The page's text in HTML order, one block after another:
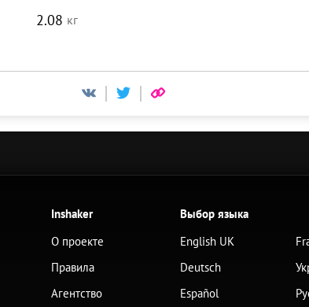
2.08 кг
Inshaker
О проекте
Правила
Агентство
Выбор языка
English UK
Deutsch
Español